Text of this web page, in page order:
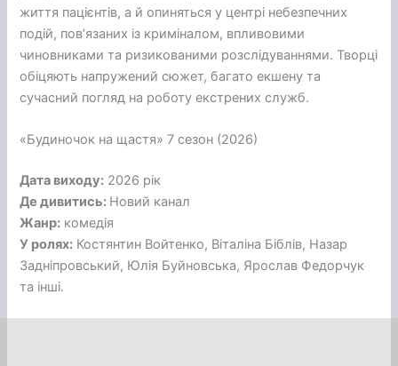
життя пацієнтів, а й опиняться у центрі небезпечних
подій, пов’язаних із криміналом, впливовими
чиновниками та ризикованими розслідуваннями. Творці
обіцяють напружений сюжет, багато екшену та
сучасний погляд на роботу екстрених служб.
«Будиночок на щастя» 7 сезон (2026)
Дата виходу: 2026 рік
Де дивитись: Новий канал
Жанр: комедія
У ролях: Костянтин Войтенко, Віталіна Біблів, Назар
Задніпровський, Юлія Буйновська, Ярослав Федорчук
та інші.